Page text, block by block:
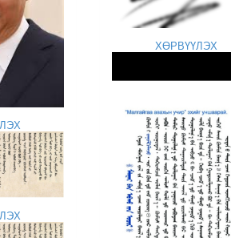
ХӨРВҮҮЛЭХ